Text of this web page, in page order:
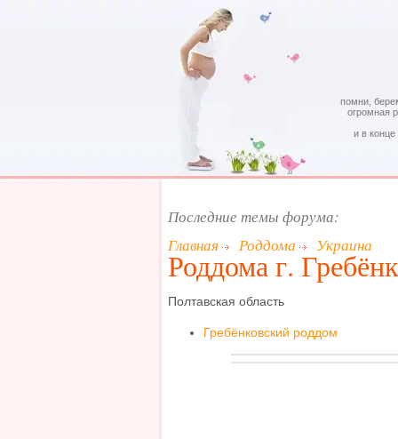
помни,
огромная
и в
Последние темы форума:
Главная
Роддома Украина
Роддома г.
Полтавская область
Гребёнковский роддом